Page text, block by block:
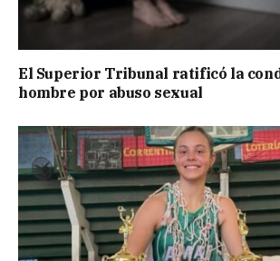
El Superior Tribunal ratificó la
hombre por abuso sexual